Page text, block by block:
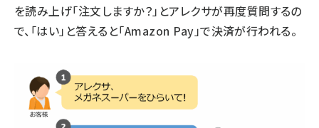
を読み上げ「注文しますか？」とアレクサが再度質問するの
で、「はい」と答えると「Amazon Pay」で決済が行われる。